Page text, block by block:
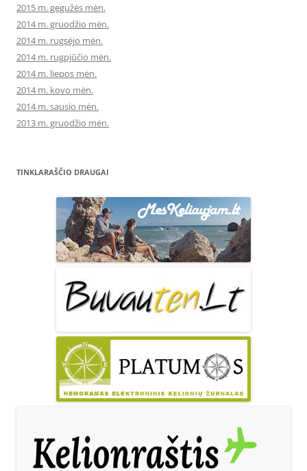
2015 m. gegužės mėn.
2014 m. gruodžio mėn.
2014 m. rugsėjo mėn.
2014 m. rugpjūčio mėn.
2014 m. liepos mėn.
2014 m. kovo mėn.
2014 m. sausio mėn.
2013 m. gruodžio mėn.
TINKLARAŠČIO DRAUGAI